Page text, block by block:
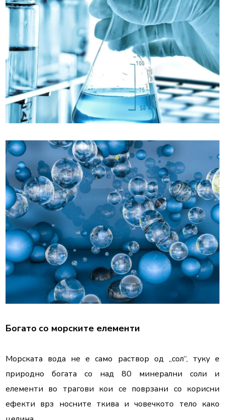
Богато со морските елементи
Морската вода не е само раствор од „сол“, туку е
природно богата со над 80 минерални соли и
елементи во трагови кои се поврзани со корисни
ефекти врз носните ткива и човечкото тело како